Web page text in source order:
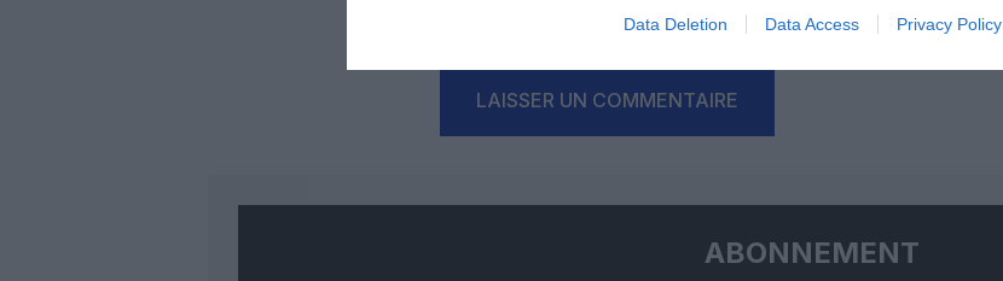
Data Deletion Data Access Privacy Policy
Aucun commentaire !
LAISSER UN COMMENTAIRE
ABONNEMENT